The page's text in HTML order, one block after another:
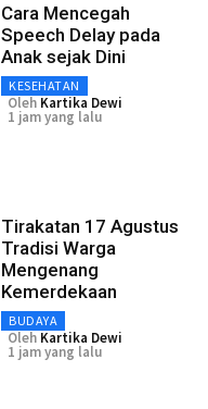
Cara Mencegah
Speech Delay pada
Anak sejak Dini
KESEHATAN
Oleh Kartika Dewi
1 jam yang lalu
Tirakatan 17 Agustus
Tradisi Warga
Mengenang
Kemerdekaan
BUDAYA
Oleh Kartika Dewi
1 jam yang lalu